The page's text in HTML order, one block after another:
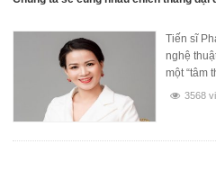
Tiến sĩ
nghệ
một “tâm
3568